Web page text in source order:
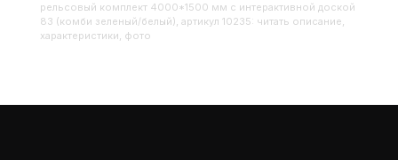
рельсовый комплект 4000*1500 мм с интерактивной доской
83 (комби зеленый/белый), артикул 10235: читать описание,
характеристики, фото